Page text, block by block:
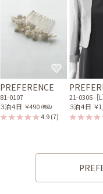
PREFERENCE
81-0107
３泊４日 ￥490 (税込)
4.9(7)
21-0306［L
３泊４日 ￥